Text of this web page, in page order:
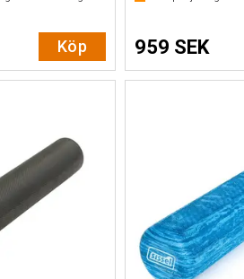
Köp 959 SEK